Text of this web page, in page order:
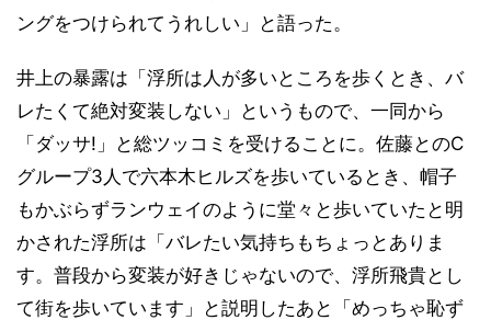
ングをつけられてうれしい」と語った。
井上の暴露は「浮所は人が多いところを歩くとき、バ
レたくて絶対変装しない」というもので、一同から
「ダッサ!」と総ツッコミを受けることに。佐藤とのC
グループ3人で六本木ヒルズを歩いているとき、帽子
もかぶらずランウェイのように堂々と歩いていたと明
かされた浮所は「バレたい気持ちもちょっとありま
す。普段から変装が好きじゃないので、浮所飛貴とし
て街を歩いています」と説明したあと「めっちゃ恥ず